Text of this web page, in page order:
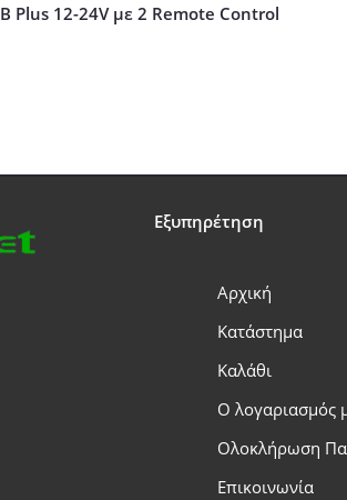
Plus 12-24V με 2 Remote Control
Εξυπηρέτηση
Αρχική
Κατάστημα
Καλάθι
Ο λογαριασμός
Ολοκλήρωση
Επικοινωνία